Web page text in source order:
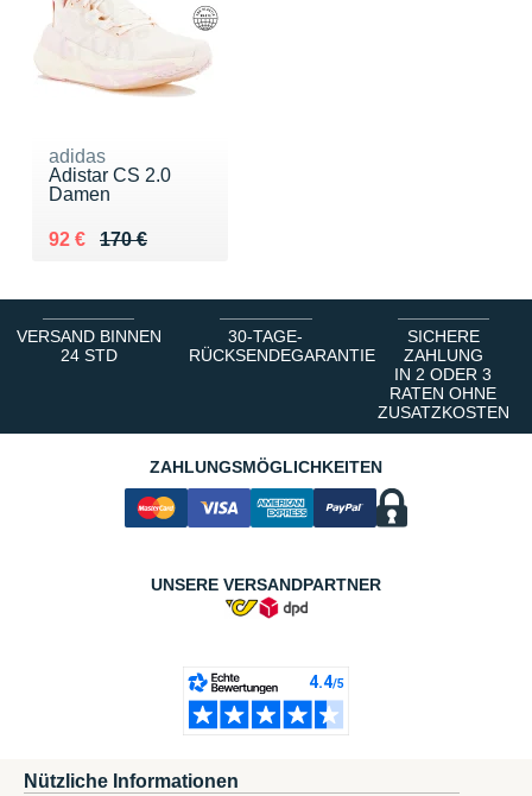
adidas
Adistar CS 2.0
Damen
170 €
Au lieu de 170 €
92 €
Vendu 92 €
VERSAND BINNEN
24 STD
30-TAGE-
RÜCKSENDEGARANTIE
SICHERE
ZAHLUNG
IN 2 ODER 3
RATEN OHNE
ZUSATZKOSTEN
ZAHLUNGSMÖGLICHKEITEN
UNSERE VERSANDPARTNER
Nützliche Informationen